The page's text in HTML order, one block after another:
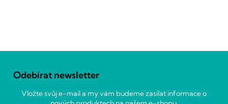
Odebírat newsletter
Vložte svůj e-mail a my vám budeme zasílat informace o